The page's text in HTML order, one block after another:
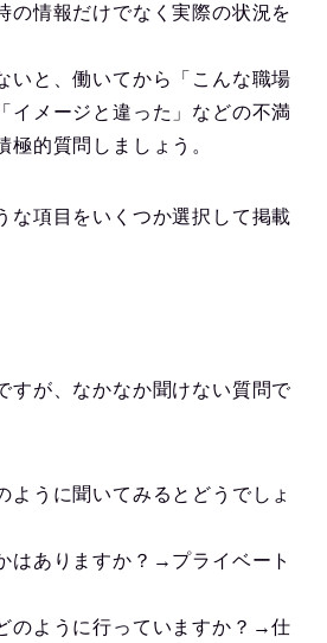
の情報だけでなく実際の状況を
いと、働いてから「こんな職場
イメージと違った」などの不満
極的質問しましょう。
な項目をいくつか選択して掲載
すが、なかなか聞けない質問で
ように聞いてみるとどうでしょ
はありますか？→プライベート
のように行っていますか？→仕